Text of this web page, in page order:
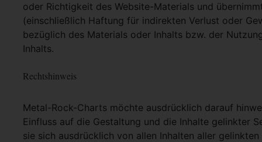
oder Richtigkeit des Website-Materials und
(einschließlich Haftung für indirekten Verlust oder
bezüglich des Materials oder Inhalts bzw. der
Inhalts.
Rechtshinweis
Metal-Rock-Charts möchte ausdrücklich darauf
Einfluss auf die Gestaltung und die Inhalte gelinkter
sie sich ausdrücklich von allen Inhalten aller